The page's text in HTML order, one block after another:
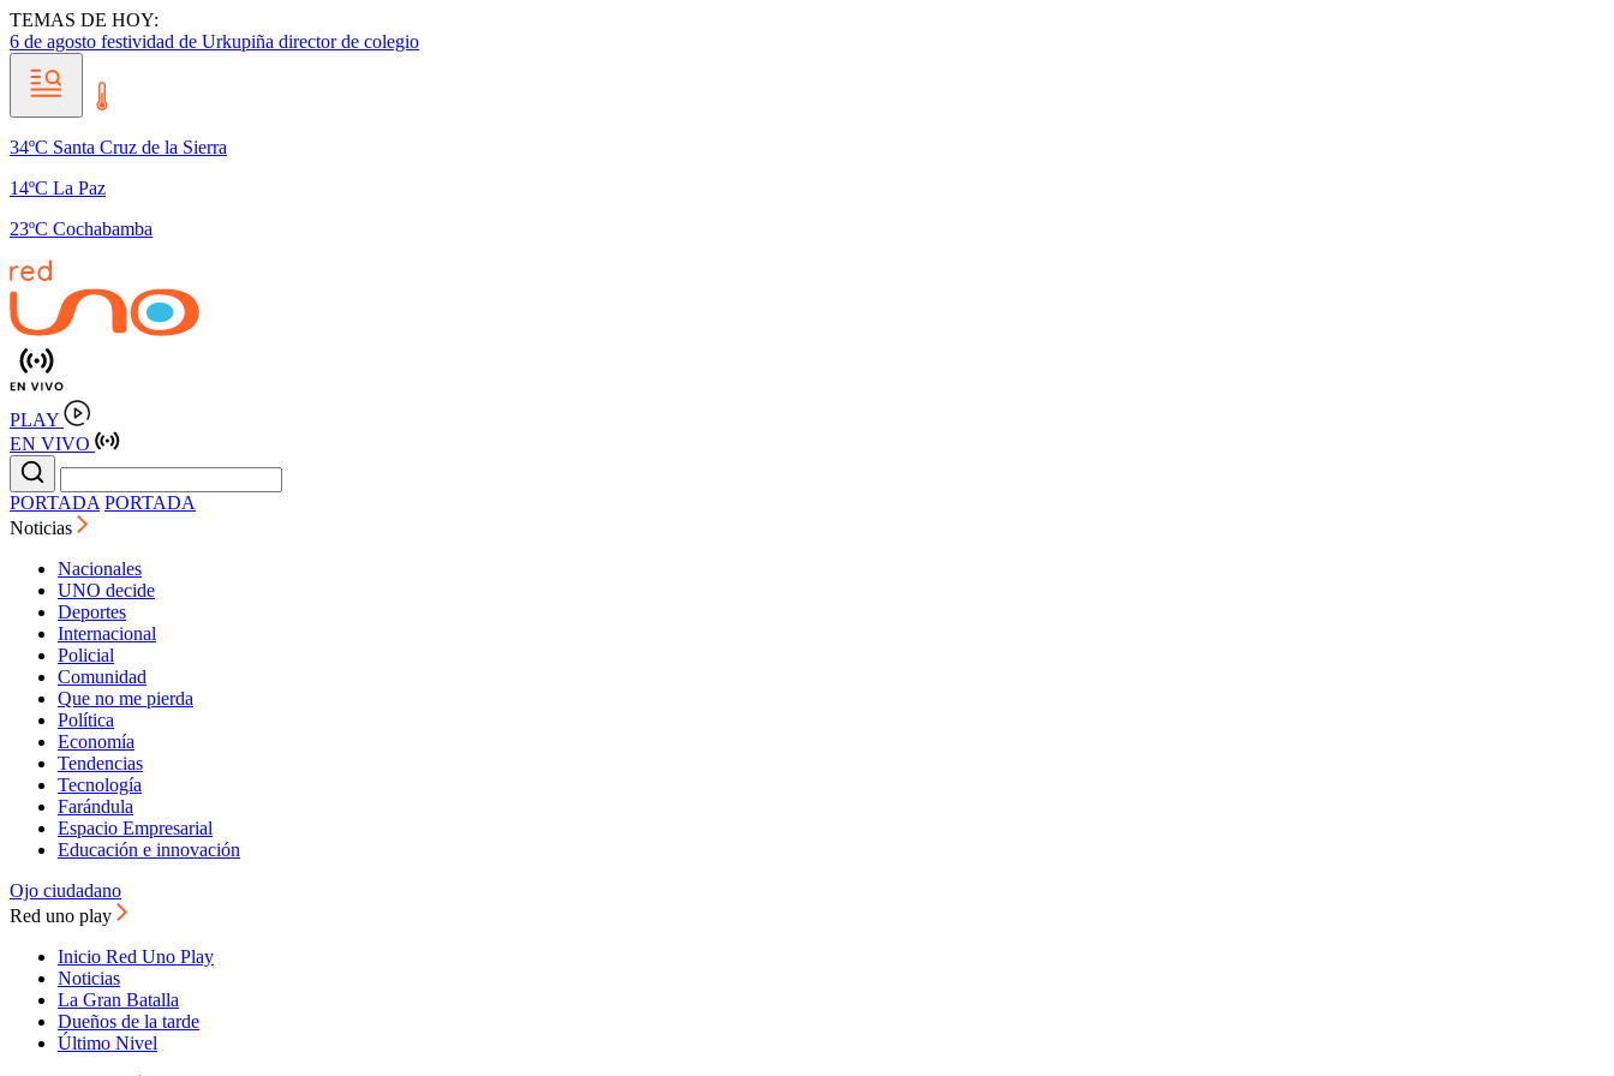
TEMAS DE HOY:
6 de agosto festividad de Urkupiña director de colegio
34ºC Santa Cruz de la Sierra
14ºC La Paz
23ºC Cochabamba
PLAY
EN VIVO
PORTADA PORTADA
Noticias
Nacionales
UNO decide
Deportes
Internacional
Policial
Comunidad
Que no me pierda
Política
Economía
Tendencias
Tecnología
Farándula
Espacio Empresarial
Educación e innovación
Ojo ciudadano
Red uno play
Inicio Red Uno Play
Noticias
La Gran Batalla
Dueños de la tarde
Último Nivel